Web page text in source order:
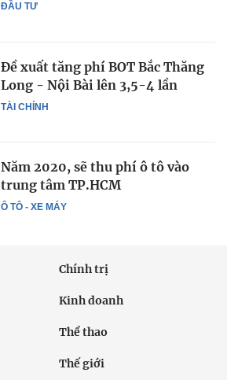
ĐẦU TƯ
TÀI CHÍNH
Đề xuất tăng phí BOT Bắc Thăng
Long - Nội Bài lên 3,5-4 lần
Ô TÔ - XE MÁY
Năm 2020, sẽ thu phí ô tô vào
trung tâm TP.HCM
Chính trị
Kinh doanh
Thể thao
Thế giới